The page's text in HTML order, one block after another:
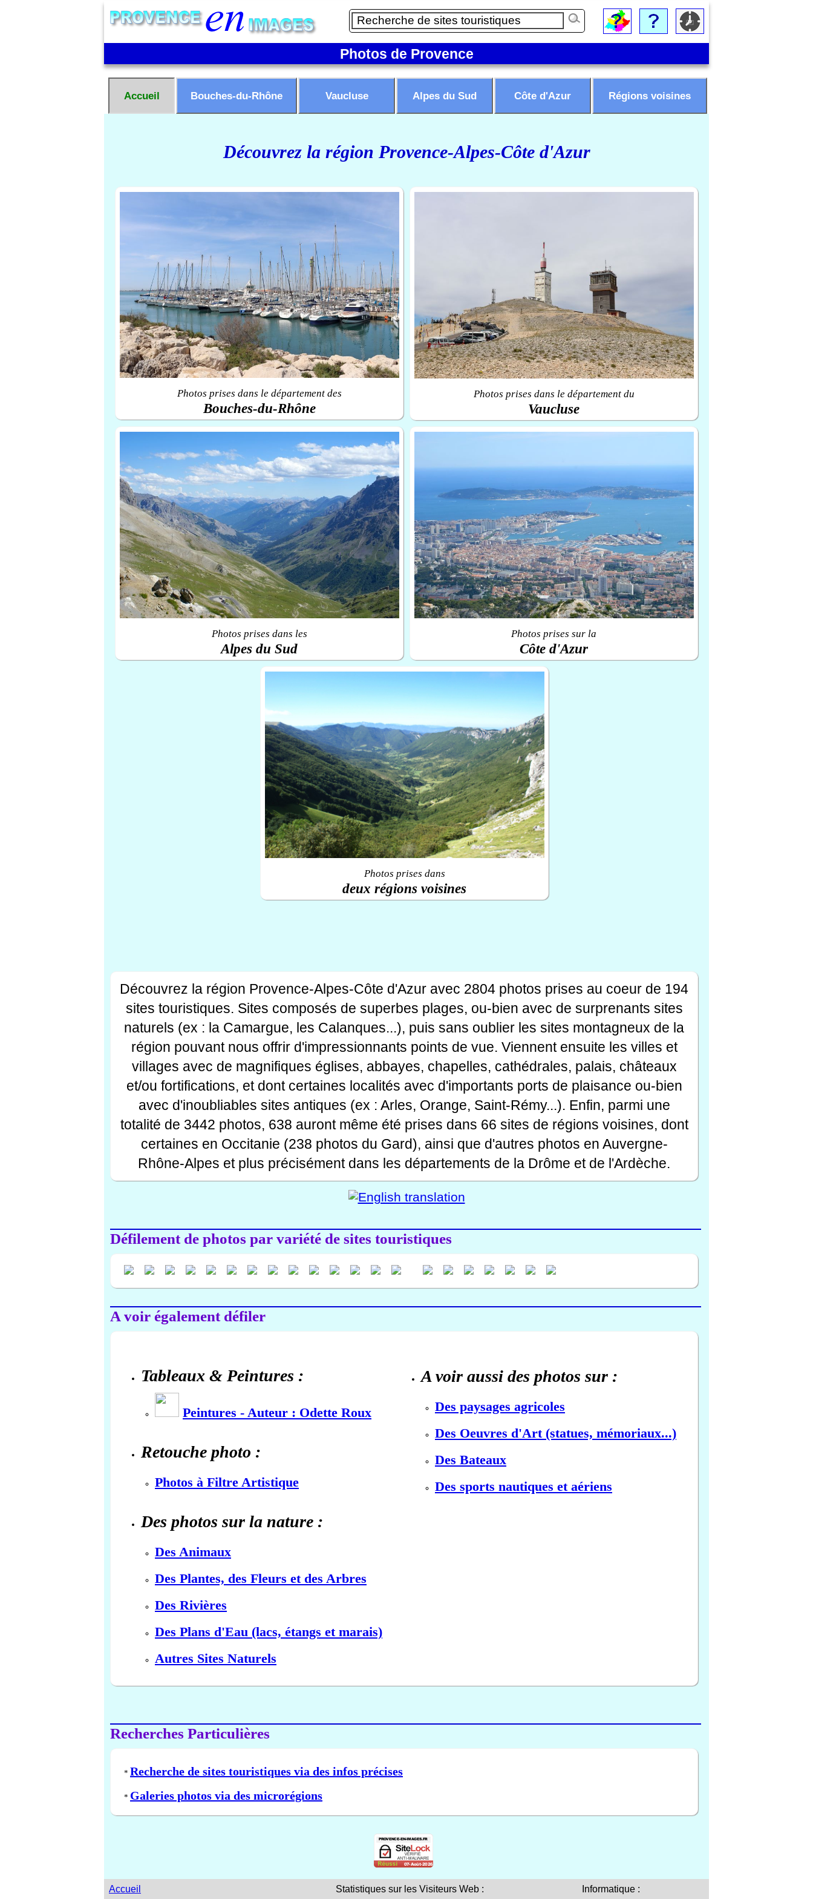
Photos de Provence
Accueil Bouches-du-Rhône Vaucluse Alpes du Sud Côte d'Azur Régions voisines
Découvrez la région Provence-Alpes-Côte d'Azur
Photos prises dans le département des
Bouches-du-Rhône
Photos prises dans le département du
Vaucluse
Photos prises dans les
Alpes du Sud
Photos prises sur la
Côte d'Azur
Photos prises dans
deux régions voisines
Découvrez la région Provence-Alpes-Côte d'Azur avec 2804 photos prises au coeur de 194
sites touristiques. Sites composés de superbes plages, ou-bien avec de surprenants sites
naturels (ex : la Camargue, les Calanques...), puis sans oublier les sites montagneux de la
région pouvant nous offrir d'impressionnants points de vue. Viennent ensuite les villes et
villages avec de magnifiques églises, abbayes, chapelles, cathédrales, palais, châteaux
et/ou fortifications, et dont certaines localités avec d'importants ports de plaisance ou-bien
avec d'inoubliables sites antiques (ex : Arles, Orange, Saint-Rémy...). Enfin, parmi une
totalité de 3442 photos, 638 auront même été prises dans 66 sites de régions voisines, dont
certaines en Occitanie (238 photos du Gard), ainsi que d'autres photos en Auvergne-
Rhône-Alpes et plus précisément dans les départements de la Drôme et de l'Ardèche.
Défilement de photos par variété de sites touristiques
A voir également défiler
Tableaux & Peintures :
Peintures - Auteur : Odette Roux
Retouche photo :
Photos à Filtre Artistique
Des photos sur la nature :
Des Animaux
Des Plantes, des Fleurs et des Arbres
Des Rivières
Des Plans d'Eau (lacs, étangs et marais)
Autres Sites Naturels
A voir aussi des photos sur :
Des paysages agricoles
Des Oeuvres d'Art (statues, mémoriaux...)
Des Bateaux
Des sports nautiques et aériens
Recherches Particulières
* Recherche de sites touristiques via des infos précises
* Galeries photos via des microrégions
Accueil Statistiques sur les Visiteurs Web : Informatique :